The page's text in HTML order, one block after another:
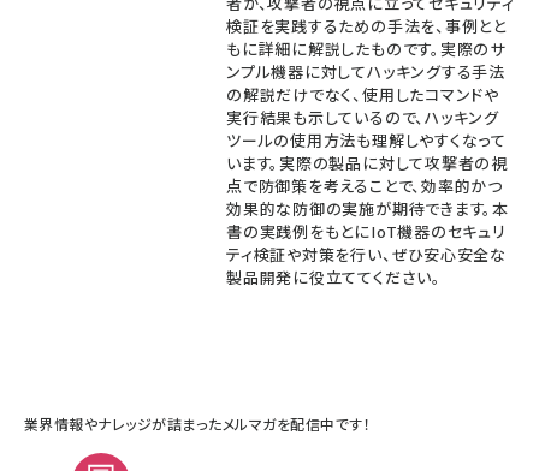
検証を実践するための手法を、事例とと
もに詳細に解説したものです。実際のサ
ンプル機器に対してハッキングする手法
の解説だけでなく、使用したコマンドや
実行結果も示しているので、ハッキング
ツールの使用方法も理解しやすくなって
います。実際の製品に対して攻撃者の視
点で防御策を考えることで、効率的かつ
効果的な防御の実施が期待できます。本
書の実践例をもとにIoT機器のセキュリ
ティ検証や対策を行い、ぜひ安心安全な
製品開発に役立ててください。
業界情報やナレッジが詰まったメルマガを配信中です！